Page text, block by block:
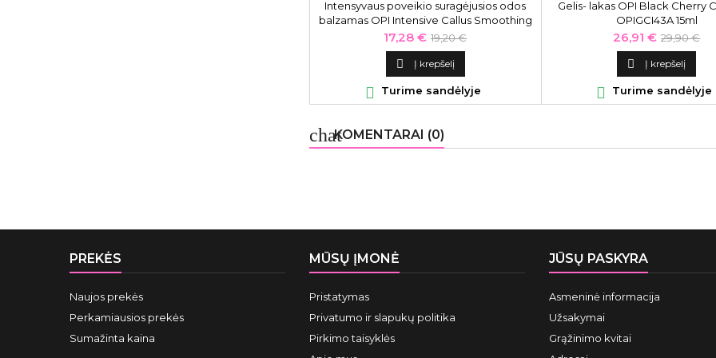
Intensyvaus poveikio suragėjusios odos
balzamas OPI Intensive Callus Smoothing
Balm, OPIASC50 118 ml.
Kaina
17,28 € Bazinė
kaina
19,20 €
 Į krepšelį
 Turime sandėlyje
Gelis- lakas OPI Black Cherry
OPIGCI43A 15ml
Kaina
26,91 € Bazinė
kaina
29,90 €
 Į krepšelį
 Turime sandėlyje
chatKOMENTARAI (0)
PREKĖS
Naujos prekės
Perkamiausios prekės
Sumažinta kaina
MŪSŲ ĮMONĖ
Pristatymas
Privatumo ir slapukų politika
Pirkimo taisyklės
JŪSŲ PASKYRA
Asmeninė informacija
Užsakymai
Grąžinimo kvitai